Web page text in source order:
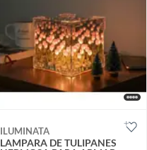
ILUMINATA
LAMPARA DE TULIPANES